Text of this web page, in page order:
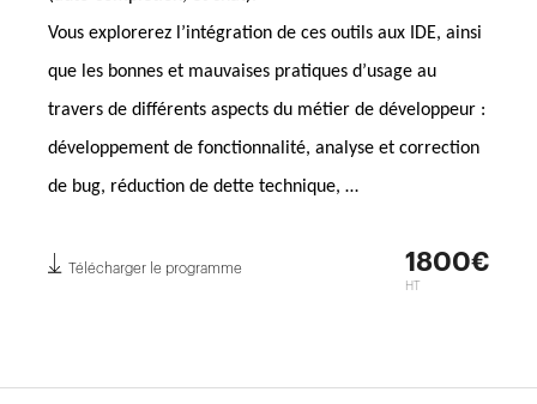
Vous explorerez l’intégration de ces outils aux IDE, ainsi
que les bonnes et mauvaises pratiques d’usage au
travers de différents aspects du métier de développeur :
développement de fonctionnalité, analyse et correction
de bug, réduction de dette technique, …
Télécharger le programme 1800€
HT